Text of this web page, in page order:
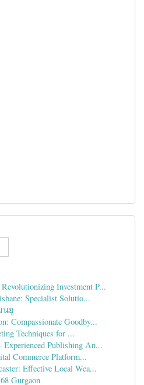
Investment P...
Specialist Solutio...
นยู
Compassionate Goodby...
Techniques for ...
Publishing An...
Commerce Platform...
Effective Local Wea...
Gurgaon